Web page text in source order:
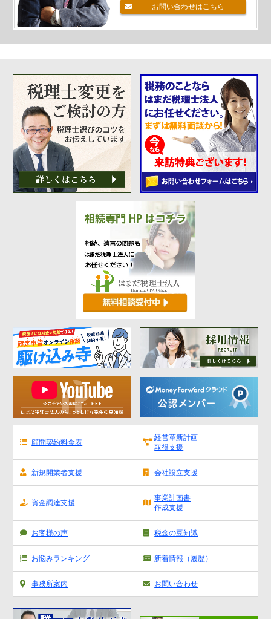
個人事業主のお客様
代表挨拶
神戸オフィス
大阪オフィス
事務所概要
アクセスマップ
代表プロフィール
消費税
源泉所得税
その他
お問い合わせはこちら
顧問契約料金表
経営革新計画
取得支援
新規開業者支援 会社設立支援
資金調達支援
事業計画書
作成支援
お客様の声 税金の豆知識
お悩みランキング 新着情報（履歴）
事務所案内 お問い合わせ